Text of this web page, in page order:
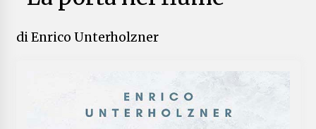
5 anni ago
“La porta nel fiume”
Albero chi?
7 anni ago
di Enrico Unterholzner